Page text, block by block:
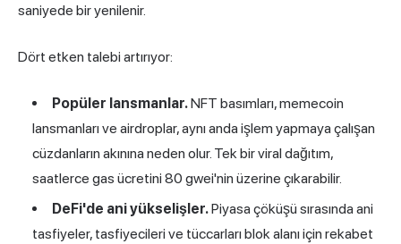
saniyede bir yenilenir.
Dört etken talebi artırıyor:
Popüler lansmanlar.NFT basımları, memecoin
lansmanları ve airdroplar, aynı anda işlem yapmaya çalışan
cüzdanların akınına neden olur. Tek bir viral dağıtım,
saatlerce gas ücretini 80 gwei'nin üzerine çıkarabilir.
DeFi'de ani yükselişler.Piyasa çöküşü sırasında ani
tasfiyeler, tasfiyecileri ve tüccarları blok alanı için rekabet